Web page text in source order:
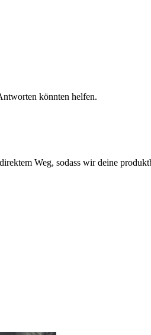
könnten helfen.
Weg, sodass wir deine